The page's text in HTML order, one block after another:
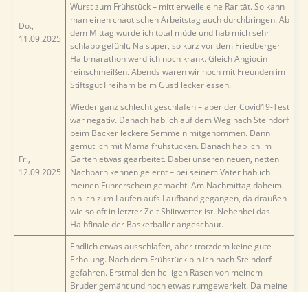
Do.,
11.09.2025
Wurst zum Frühstück – mittlerweile eine Rarität. So kann
man einen chaotischen Arbeitstag auch durchbringen. Ab
dem Mittag wurde ich total müde und hab mich sehr
schlapp gefühlt. Na super, so kurz vor dem Friedberger
Halbmarathon werd ich noch krank. Gleich Angiocin
reinschmeißen. Abends waren wir noch mit Freunden im
Stiftsgut Freiham beim Gustl lecker essen.
Fr.,
12.09.2025
Wieder ganz schlecht geschlafen – aber der Covid19-Test
war negativ. Danach hab ich auf dem Weg nach Steindorf
beim Bäcker leckere Semmeln mitgenommen. Dann
gemütlich mit Mama frühstücken. Danach hab ich im
Garten etwas gearbeitet. Dabei unseren neuen, netten
Nachbarn kennen gelernt – bei seinem Vater hab ich
meinen Führerschein gemacht. Am Nachmittag daheim
bin ich zum Laufen aufs Laufband gegangen, da draußen
wie so oft in letzter Zeit Shiitwetter ist. Nebenbei das
Halbfinale der Basketballer angeschaut.
Endlich etwas ausschlafen, aber trotzdem keine gute
Erholung. Nach dem Frühstück bin ich nach Steindorf
gefahren. Erstmal den heiligen Rasen von meinem
Bruder gemäht und noch etwas rumgewerkelt. Da meine